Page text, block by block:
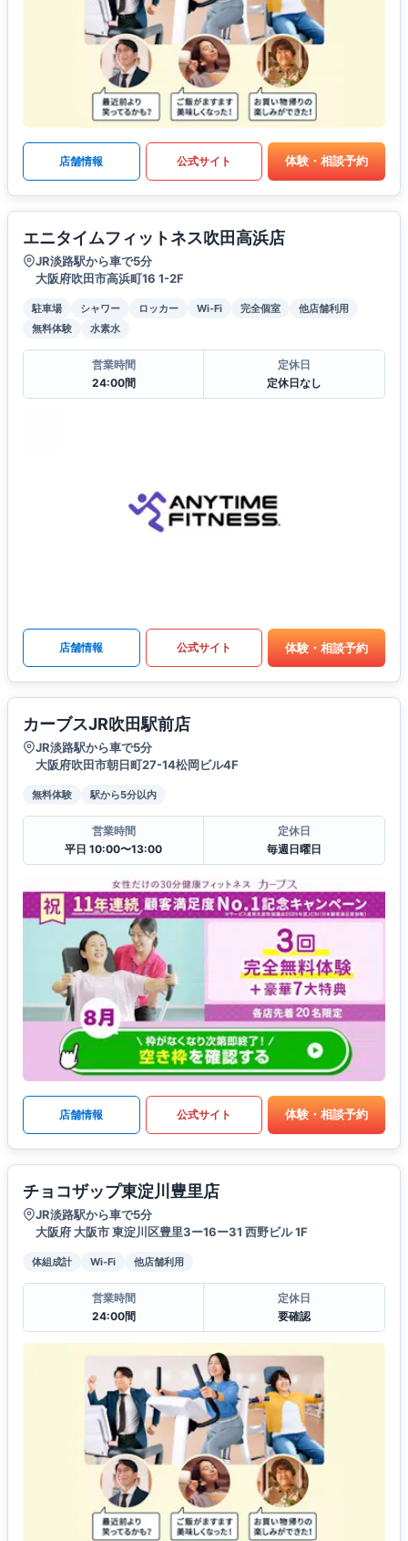
店舗情報 公式サイト 体験・相談予約
エニタイムフィットネス吹田高浜店
JR淡路駅から車で5分
大阪府吹田市高浜町16 1-2F
駐車場 シャワー ロッカー Wi-Fi 完全個室
他店舗利用
無料体験
水素水
営業時間
24:00間
定休日
定休日なし
店舗情報 公式サイト 体験・相談予約
カーブスJR吹田駅前店
JR淡路駅から車で5分
大阪府吹田市朝日町27-14松岡ビル4F
無料体験 駅から5分以内
営業時間
平日 10:00〜13:00
定休日
毎週日曜日
店舗情報 公式サイト 体験・相談予約
チョコザップ東淀川豊里店
JR淡路駅から車で5分
大阪府 大阪市 東淀川区豊里3ー16ー31 西野ビル 1F
体組成計 Wi-Fi 他店舗利用
営業時間
24:00間
定休日
要確認